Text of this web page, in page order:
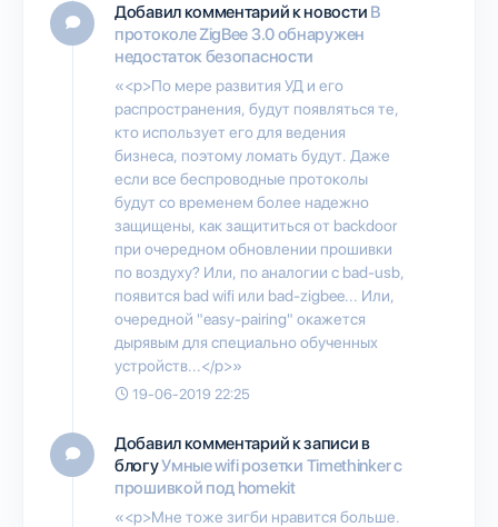
Добавил комментарий к новости В
протоколе ZigBee 3.0 обнаружен
недостаток безопасности
«<p>По мере развития УД и его
распространения, будут появляться те,
кто использует его для ведения
бизнеса, поэтому ломать будут. Даже
если все беспроводные протоколы
будут со временем более надежно
защищены, как защититься от backdoor
при очередном обновлении прошивки
по воздуху? Или, по аналогии с bad-usb,
появится bad wifi или bad-zigbee... Или,
очередной "easy-pairing" окажется
дырявым для специально обученных
устройств...</p>»
19-06-2019 22:25
Добавил комментарий к записи в
блогуУмные wifi розетки Timethinker c
прошивкой под homekit
«<p>Мне тоже зигби нравится больше.